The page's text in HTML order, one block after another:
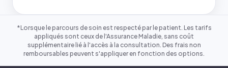
*Lorsque le parcours de soin est respecté par le patient. Les tarifs
appliqués sont ceux de l'Assurance Maladie, sans coût
supplémentaire lié à l'accès à la consultation. Des frais non
remboursables peuvent s'appliquer en fonction des options.